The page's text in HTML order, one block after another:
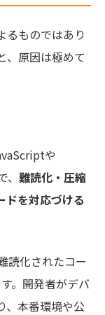
るものではあり
、原因は極めて
や
難読化・圧縮
ドを対応づける
読化されたコー
。開発者がデバ
、本番環境や公